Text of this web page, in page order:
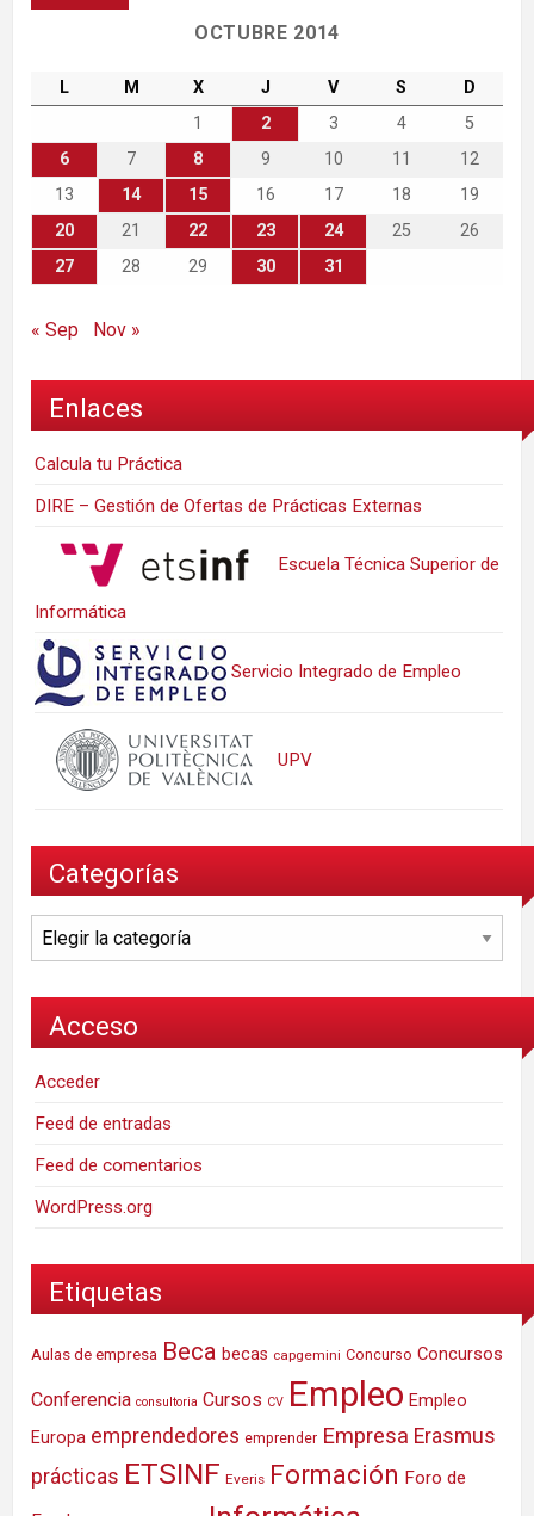
OCTUBRE 2014
L M X J V S
D
1
2 3 4
5
6
7 8 9 10 11
12
13
14 15 16 17 18
19
20
21 22 23 24 25
26
27
28 29 30 31
« Sep Nov »
Enlaces
Calcula tu Práctica
DIRE – Gestión de Ofertas de Prácticas Externas
Escuela Técnica Superior de
Informática
Servicio Integrado de Empleo
UPV
Categorías
Categorías
Acceso
Acceder
Feed de entradas
Feed de comentarios
WordPress.org
Etiquetas
Aulas de empresa Beca becas capgemini Concurso Concursos
Conferencia consultoria Cursos CV Empleo Empleo
Europa emprendedores emprender Empresa Erasmus
prácticas ETSINF Everis Formación Foro de